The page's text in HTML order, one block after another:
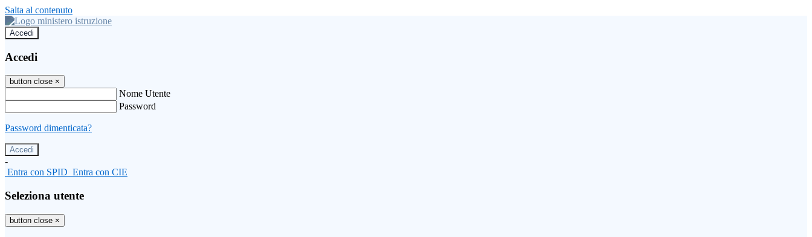
Salta al contenuto
Accedi
Accedi
button close ×
Nome Utente
Password
Password dimenticata?
-
Entra con SPID Entra con CIE
Seleziona utente
button close ×